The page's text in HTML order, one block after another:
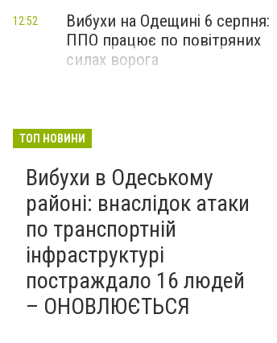
Вибухи на Одещині 6 серпня:
ППО працює по повітряних
силах ворога
12:52
ТОП НОВИНИ
Вибухи в Одеському
районі: внаслідок атаки
по транспортній
інфраструктурі
постраждало 16 людей
– ОНОВЛЮЄТЬСЯ